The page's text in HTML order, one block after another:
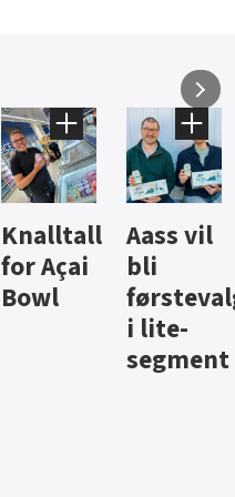
Brus og
jus fra
Berentsen
Hard
iste fra
Hansa